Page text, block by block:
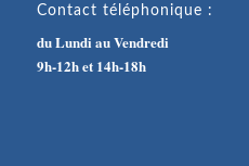
Contact téléphonique :
du Lundi au Vendredi
9h-12h et 14h-18h